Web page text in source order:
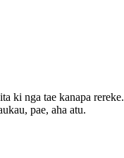
ki nga tae kanapa rereke.
pae, aha atu.